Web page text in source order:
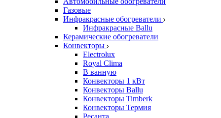
Газовые
Инфракрасные обогреватели
Инфракрасные Ballu
Керамические обогреватели
Конвекторы
Electrolux
Royal Clima
В ванную
Конвекторы 1 кВт
Конвекторы Ballu
Конвекторы Timberk
Конвекторы Термия
Ресанта